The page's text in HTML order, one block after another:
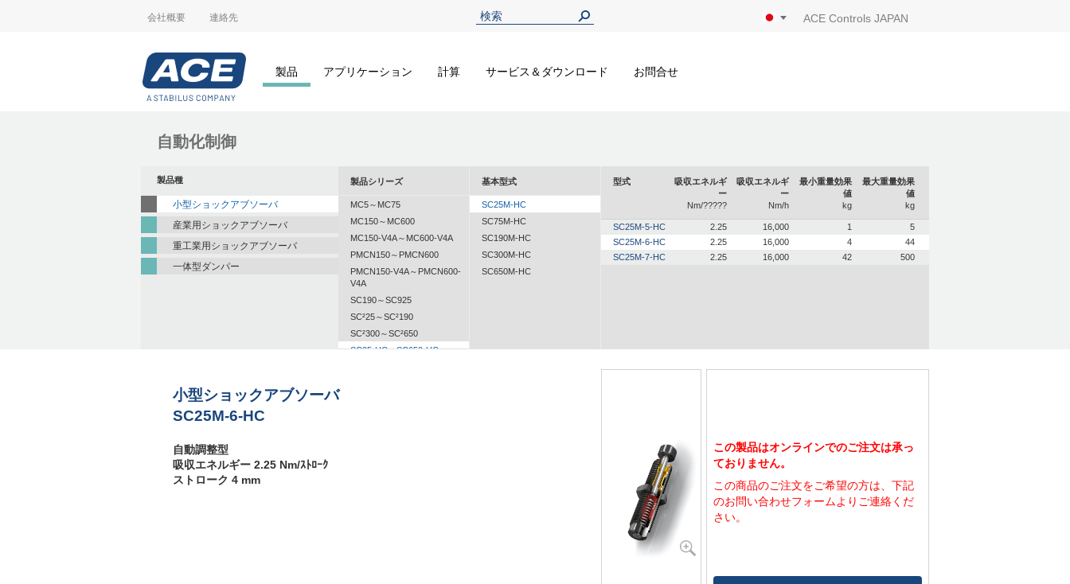
会社概要 連絡先 ACE Controls JAPAN
製品 アプリケーション 計算 サービス＆ダウンロード お問合せ
自動化制御
製品種
小型ショックアブソーバ
産業用ショックアブソーバ
重工業用ショックアブソーバ
一体型ダンパー
製品シリーズ
MC5～MC75
MC150～MC600
MC150-V4A～MC600-V4A
PMCN150～PMCN600
PMCN150-V4A～PMCN600-
V4A
SC190～SC925
SC²25～SC²190
SC²300～SC²650
SC25-HC～SC650-HC
基本型式
SC25M-HC
SC75M-HC
SC190M-HC
SC300M-HC
SC650M-HC
型式
吸収エネルギ
ー
Nm/?????
吸収エネルギ
ー
Nm/h
最小重量効果
値
kg
最大重量効果
値
kg
SC25M-5-HC 2.25 16,000 1
5
SC25M-6-HC
2.25 16,000 4
44
SC25M-7-HC
2.25 16,000 42 500
小型ショックアブソーバ
SC25M-6-HC
自動調整型
吸収エネルギー 2.25 Nm/ｽﾄﾛｰｸ
ストローク 4 mm
この製品はオンラインでのご注文は承っ
ておりません。
この商品のご注文をご希望の方は、下記
のお問い合わせフォームよりご連絡くだ
さい。